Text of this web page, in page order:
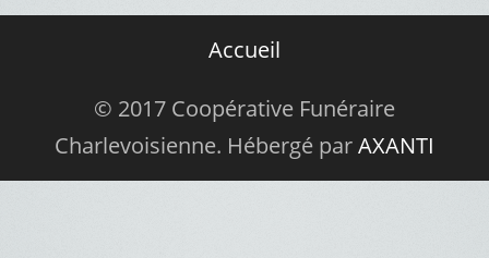
Accueil
© 2017 Coopérative Funéraire
Charlevoisienne. Hébergé parAXANTI